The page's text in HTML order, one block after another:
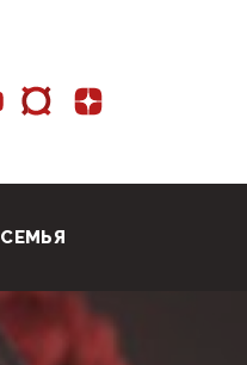
СЕМЬЯ